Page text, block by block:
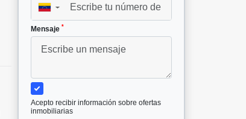
▼
Mensaje *
Acepto recibir información sobre ofertas
inmobiliarias